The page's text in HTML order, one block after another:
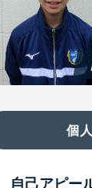
個
自己アピー